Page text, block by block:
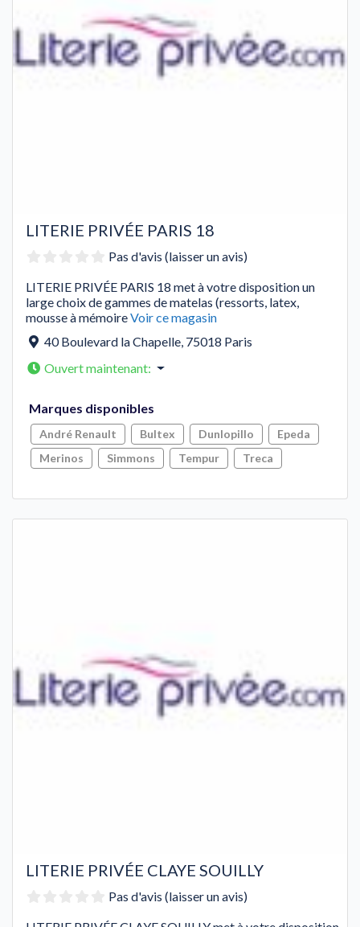
LITERIE PRIVÉE PARIS 18
Pas d'avis (laisser un avis)
LITERIE PRIVÉE PARIS 18 met à votre disposition un
large choix de gammes de matelas (ressorts, latex,
mousse à mémoireVoir ce magasin
40 Boulevard la Chapelle, 75018 Paris
Ouvert maintenant:
Marques disponibles
André Renault Bultex Dunlopillo
Epeda
Merinos
Simmons Tempur Treca
LITERIE PRIVÉE CLAYE SOUILLY
Pas d'avis (laisser un avis)